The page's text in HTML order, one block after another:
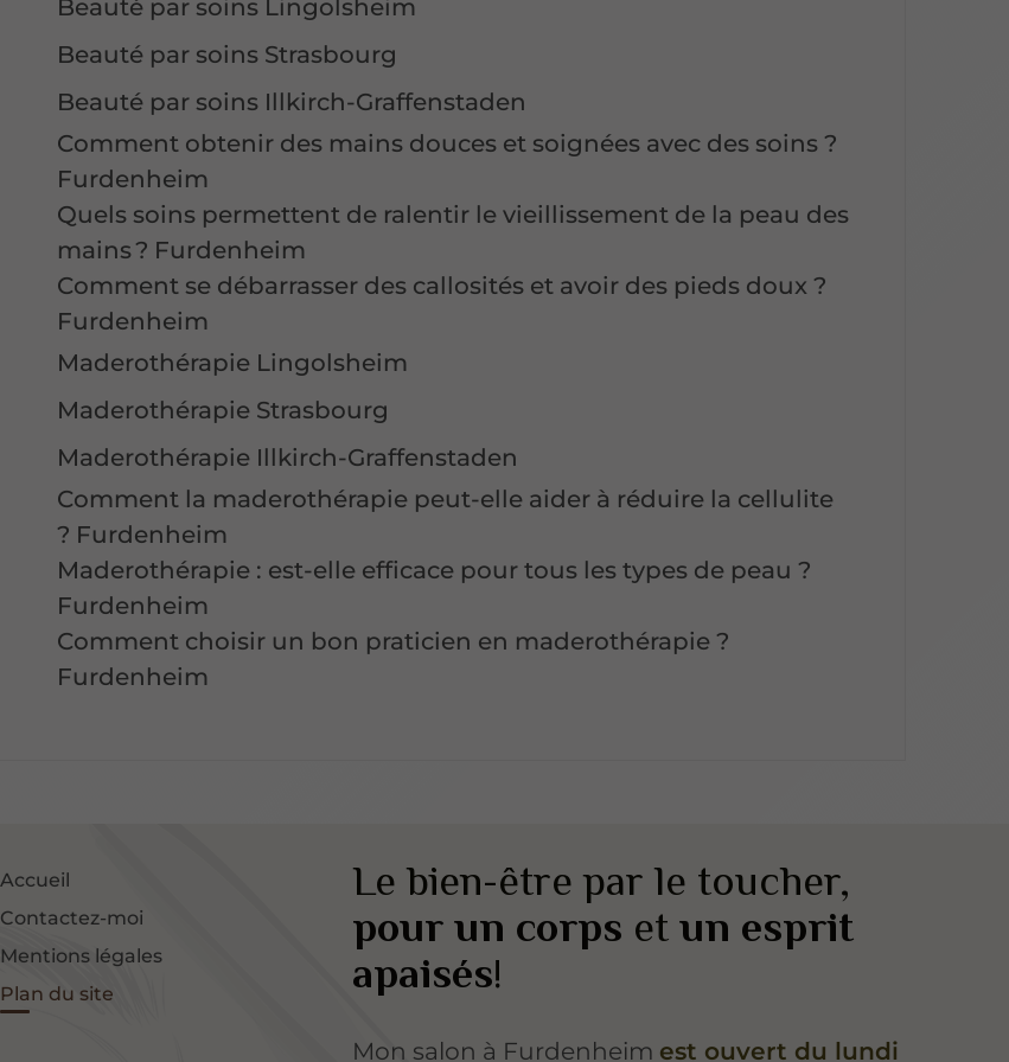
Beauté par soins Lingolsheim
Beauté par soins Strasbourg
Beauté par soins Illkirch-Graffenstaden
Comment obtenir des mains douces et soignées avec des soins ?
Furdenheim
Quels soins permettent de ralentir le vieillissement de la peau des
mains ? Furdenheim
Comment se débarrasser des callosités et avoir des pieds doux ?
Furdenheim
Maderothérapie Lingolsheim
Maderothérapie Strasbourg
Maderothérapie Illkirch-Graffenstaden
Comment la maderothérapie peut-elle aider à réduire la cellulite
? Furdenheim
Maderothérapie : est-elle efficace pour tous les types de peau ?
Furdenheim
Comment choisir un bon praticien en maderothérapie ?
Furdenheim
Accueil
Contactez-moi
Mentions légales
Plan du site
Le bien-être par le toucher,
pour un corps etun esprit
apaisés!
Mon salon à Furdenheim est ouvert du lundi